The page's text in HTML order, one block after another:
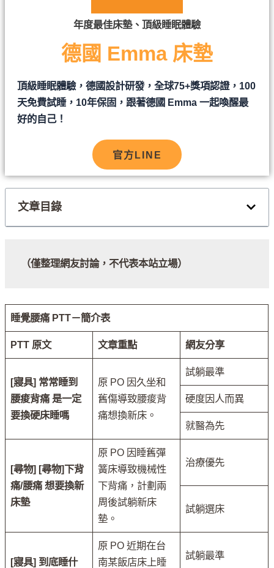
年度最佳床墊、頂級睡眠體驗
德國 Emma 床墊
頂級睡眠體驗，德國設計研發，全球75+獎項認證，100
天免費試睡，10年保固，跟著德國 Emma 一起喚醒最
好的自己！
官方LINE
文章目錄
（僅整理網友討論，不代表本站立場）
睡覺腰痛 PTT－簡介表
PTT 原文 文章重點 網友分享
[寢具] 常常睡到
腰痠背痛 是一定
要換硬床睡嗎
原 PO 因久坐和
舊傷導致腰痠背
痛想換新床。
試躺最準
硬度因人而異
就醫為先
[尋物] [尋物]下背
痛/腰痛 想要換新
床墊
原 PO 因睡舊彈
簧床導致機械性
下背痛，計劃兩
周後試躺新床
墊。
治療優先
試躺選床
[寢具] 到底睡什
原 PO 近期在台
南某飯店床上睡
試躺最準